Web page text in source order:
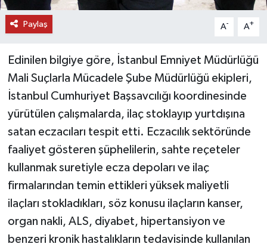
Paylaş A- A+
Edinilen bilgiye göre, İstanbul Emniyet Müdürlüğü
Mali Suçlarla Mücadele Şube Müdürlüğü ekipleri,
İstanbul Cumhuriyet Başsavcılığı koordinesinde
yürütülen çalışmalarda, ilaç stoklayıp yurtdışına
satan eczacıları tespit etti. Eczacılık sektöründe
faaliyet gösteren şüphelilerin, sahte reçeteler
kullanmak suretiyle ecza depoları ve ilaç
firmalarından temin ettikleri yüksek maliyetli
ilaçları stokladıkları, söz konusu ilaçların kanser,
organ nakli, ALS, diyabet, hipertansiyon ve
benzeri kronik hastalıkların tedavisinde kullanılan
YAZARLAR
RESMİ İLAN
MAGAZİN